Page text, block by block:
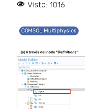
Visto: 1016
COMSOL Multiphysics